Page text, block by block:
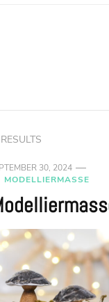
30, 2024
MODELLIERMASSE